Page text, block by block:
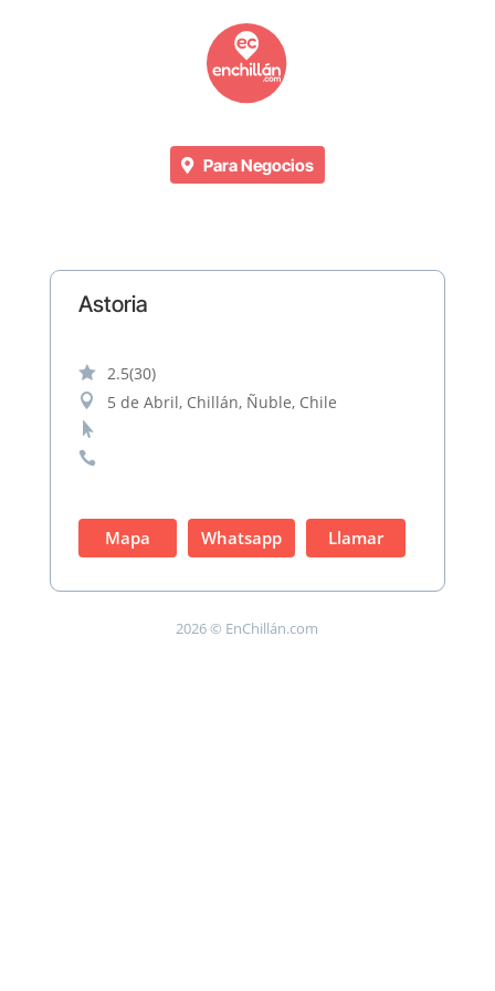
Para Negocios
Astoria
 2.5(30)
 5 de Abril, Chillán, Ñuble, Chile


Mapa Whatsapp Llamar
2026 © EnChillán.com